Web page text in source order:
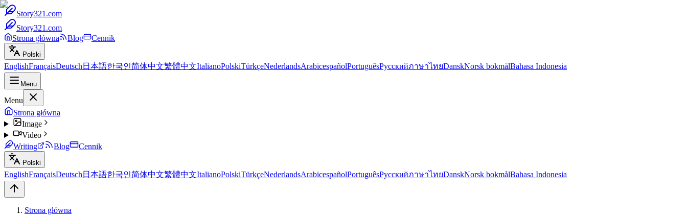
Story321.com
Story321.com
Strona główna
Blog Cennik
Polski
EnglishFrançaisDeutsch 日本語한국인简体中文繁體中文ItalianoPolskiTürkçeNederlandsArabicespañolPortuguêsРусскийภาษาไทยDanskNorsk bokmålBahasa Indonesia
Menu
Menu
Strona główna
Image
Video
Writing
Blog Cennik
Polski
EnglishFrançaisDeutsch 日本語한국인简体中文繁體中文ItalianoPolskiTürkçeNederlandsArabicespañolPortuguêsРусскийภาษาไทยDanskNorsk bokmålBahasa Indonesia
Strona główna